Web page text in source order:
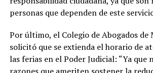
personas que dependen de este
Por último, el Colegio de Abogados de
solicitó que se extienda el horario de
las ferias en el Poder Judicial: “Ya que